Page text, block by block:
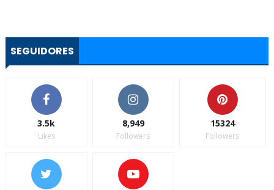
SEGUIDORES
3.5k
Likes
8,949
Followers
15324
Followers